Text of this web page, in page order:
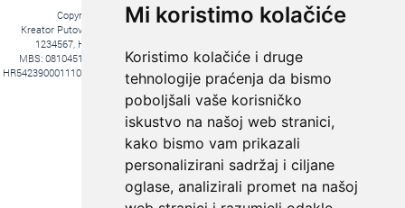
Mi koristimo kolačiće
Koristimo kolačiće i druge
tehnologije praćenja da bismo
poboljšali vaše korisničko
iskustvo na našoj web stranici,
kako bismo vam prikazali
personalizirani sadržaj i ciljane
oglase, analizirali promet na našoj
Copyright © 2016. Kreator Putovanja d.o.o. – Sva prava zadržana
Kreator Putovanja d.o.o. turistička agencija, Jakova Gotovca 6, 10000 Zagreb, MB:
1234567, HR-AB-01-081045102, OIB:44590047047, Trgovački sud u Zagrebu,
MBS: 081045102, Hrvatska Poštanska Banka d.d. Jurišićeva 4, 10000 Zagreb, IBAN
HR5423900011100969366, temeljni kapital 20.000,00 kn uplaćeno u cijelosti, direktori Ana
Pavlović i Hrvoje Bažon, Voditelj poslova Hrvoje Bažon
Fiksni tečaj konverzije: 1€ = 7,53450 kn